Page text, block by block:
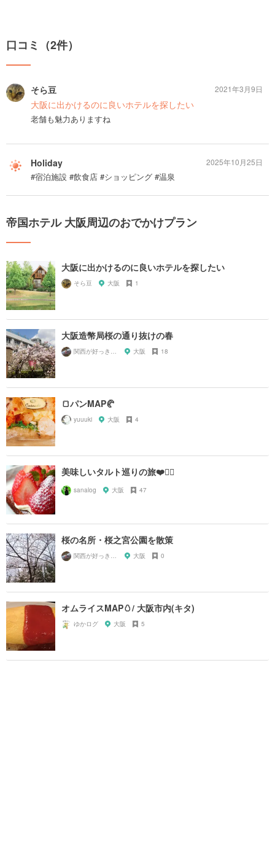
口コミ（2件）
そら豆
大阪に出かけるのに良いホテルを探したい
老舗も魅力ありますね
2021年3月9日
Holiday
#宿泊施設 #飲食店 #ショッピング #温泉
2025年10月25日
帝国ホテル 大阪周辺のおでかけプラン
大阪に出かけるのに良いホテルを探したい
そら豆 大阪 1
大阪造幣局桜の通り抜けの春
大阪 18
🍞パンMAP🥐
yuuuki 大阪 4
美味しいタルト巡りの旅❤️🙆‍♀️
sanalog 大阪 47
桜の名所・桜之宮公園を散策
大阪 0
オムライスMAP🥚/ 大阪市内(キタ)
ゆかログ 大阪 5